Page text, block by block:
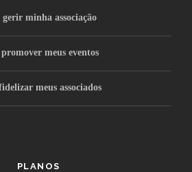
gerir minha associação
meus eventos
meus associados
PLANOS